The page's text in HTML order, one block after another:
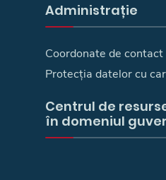
Administrație
Coordonate de contact
Protecția datelor cu
Centrul de
în domeniul